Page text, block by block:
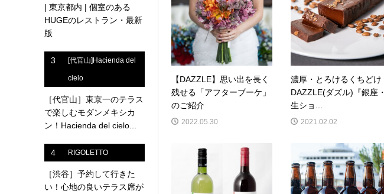
【DAZZLE】思い出を長く
残せる「アフターブーケ」
のご紹介
2022.05.30
濃厚・とろけるくちどけ
DAZZLE(ダズル)『銀座・
生ショ...
2021.02.02
| 東京都内 | 個室のある
HUGEのレストラン・最新
版
3 [代官山]Hacienda del
cielo
［代官山］東京一のテラス
で楽しむモダンメキシカ
ン！Hacienda del cielo...
4 RIGOLETTO
［渋谷］予約して行きた
い！心地の良いテラス席が